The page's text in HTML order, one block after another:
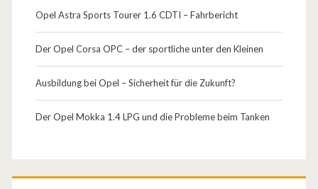
Opel Astra Sports Tourer 1.6 CDTI – Fahrbericht
Der Opel Corsa OPC – der sportliche unter den Kleinen
Ausbildung bei Opel – Sicherheit für die Zukunft?
Der Opel Mokka 1.4 LPG und die Probleme beim Tanken